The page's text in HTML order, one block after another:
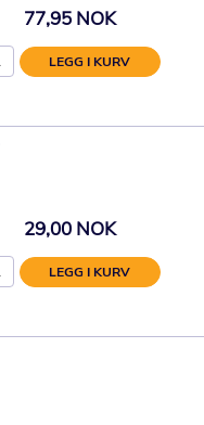
77,95 NOK
LEGG I KURV
29,00 NOK
LEGG I KURV